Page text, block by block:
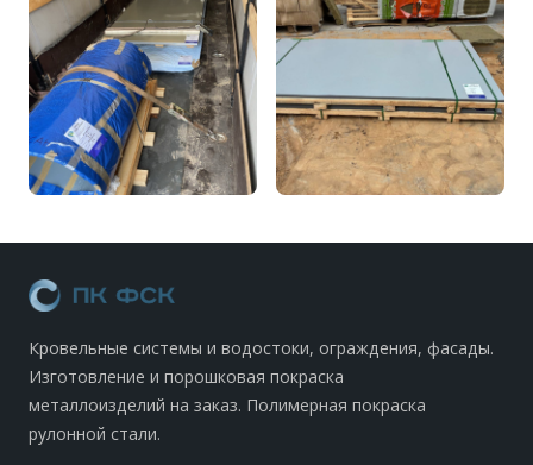
Кровельные системы и водостоки, ограждения, фасады.
Изготовление и порошковая покраска
металлоизделий на заказ. Полимерная покраска
рулонной стали.